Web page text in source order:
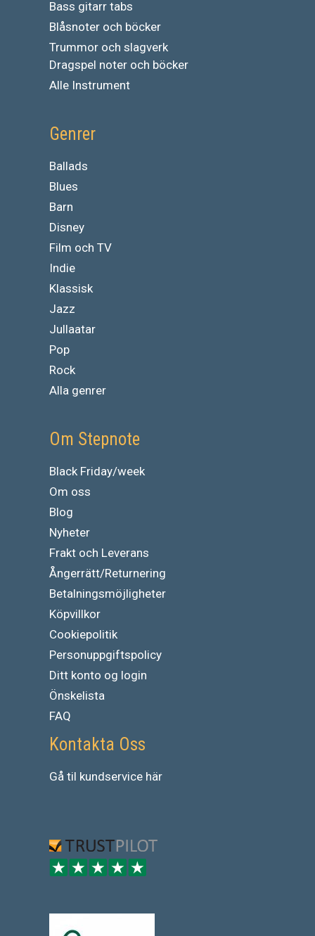
Bass gitarr tabs
Blåsnoter och böcker
Trummor och slagverk
Dragspel noter och böcker
Alle Instrument
Genrer
Ballads
Blues
Barn
Disney
Film och TV
Indie
Klassisk
Jazz
Jullaatar
Pop
Rock
Alla genrer
Om Stepnote
Black Friday/week
Om oss
Blog
Nyheter
Frakt och Leverans
Ångerrätt/Returnering
Betalningsmöjligheter
Köpvillkor
Cookiepolitik
Personuppgiftspolicy
Ditt konto og login
Önskelista
FAQ
Kontakta Oss
Gå til kundservice här